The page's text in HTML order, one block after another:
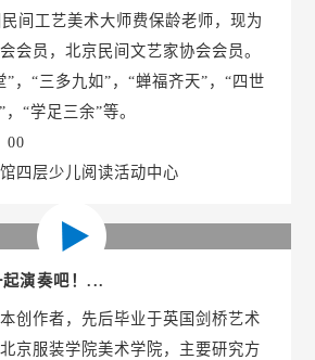
间工艺美术大师费保龄老师，现为
会员，北京民间文艺家协会会员。
，“三多九如”，“蝉福齐天”，“四世
“学足三余”等。
00
四层少儿阅读活动中心
演奏吧！...
创作者，先后毕业于英国剑桥艺术
京服装学院美术学院，主要研究方